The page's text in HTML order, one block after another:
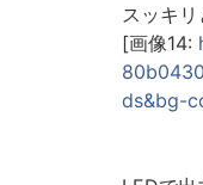
スッキリ
[画像14:
ds&bg-